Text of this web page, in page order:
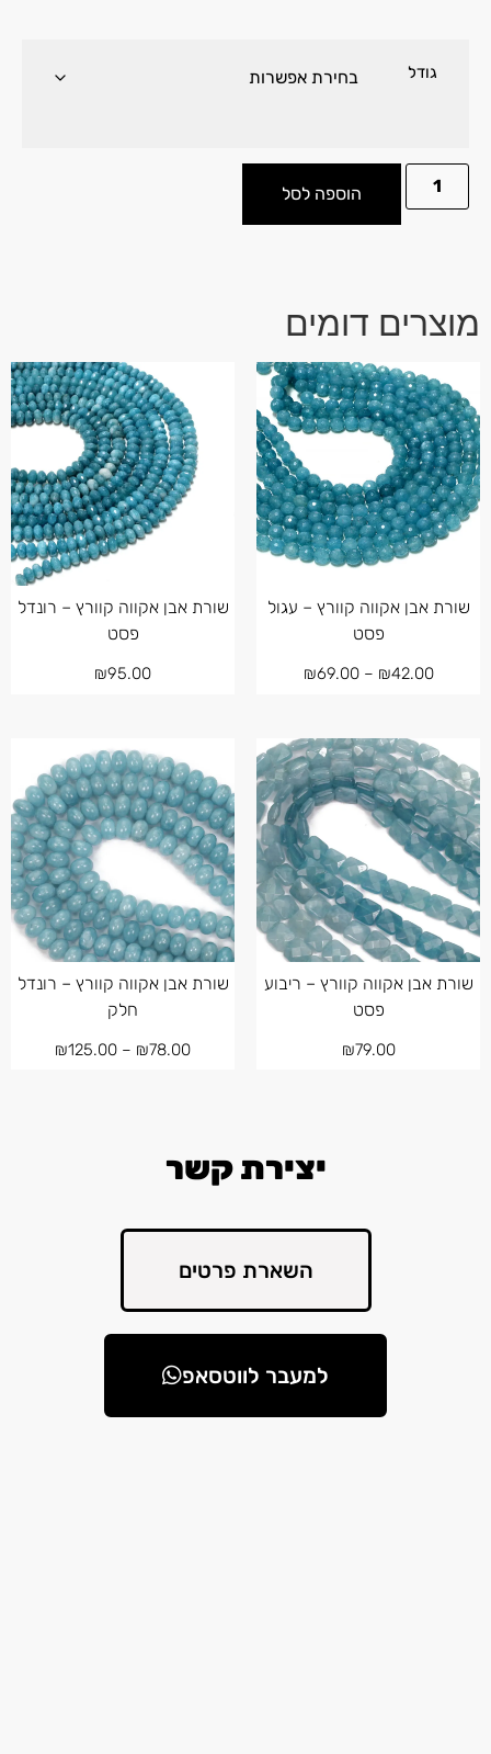
גודל
הוספה לסל
מוצרים דומים
שורת אבן אקווה קוורץ – עגול
פסט
₪42.00
–
₪69.00
שורת אבן אקווה קוורץ – רונדל
פסט
₪95.00
שורת אבן אקווה קוורץ – ריבוע
פסט
₪79.00
שורת אבן אקווה קוורץ – רונדל
חלק
₪78.00
–
₪125.00
יצירת קשר
השארת פרטים
למעבר לווטסאפ